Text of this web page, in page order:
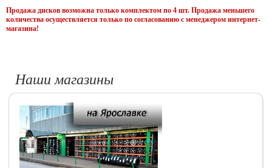
Продажа дисков возможна только комплектом по 4 шт. Продажа меньшего
количества осуществляется только по согласованию с менеджером интернет-
магазина!
Наши магазины